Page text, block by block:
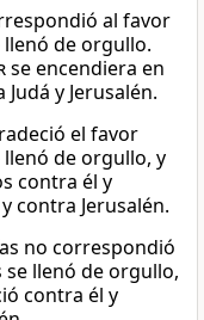
al favor
de orgullo.
se encendiera en
y Jerusalén.
el favor
de orgullo, y
contra él y
contra Jerusalén.
no correspondió
llenó de orgullo,
contra él y